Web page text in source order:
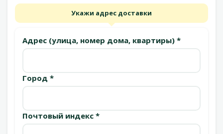
Укажи адрес доставки
Адрес (улица, номер дома, квартиры) *
Город *
Почтовый индекс *